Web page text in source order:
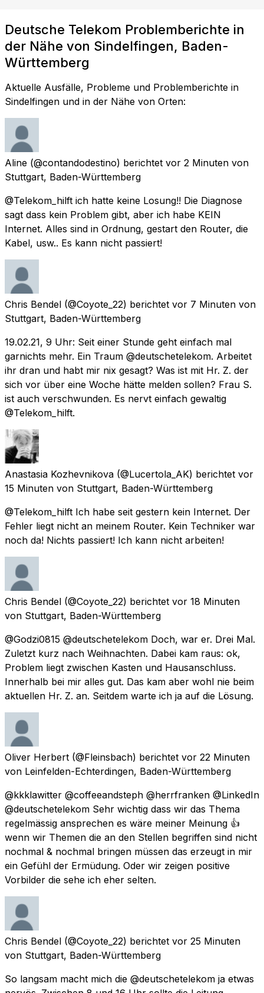
Deutsche Telekom Problemberichte in
der Nähe von Sindelfingen, Baden-
Württemberg
Aktuelle Ausfälle, Probleme und Problemberichte in
Sindelfingen und in der Nähe von Orten:
Aline (@contandodestino) berichtet vor 2 Minuten von
Stuttgart, Baden-Württemberg
@Telekom_hilft ich hatte keine Losung!! Die Diagnose
sagt dass kein Problem gibt, aber ich habe KEIN
Internet. Alles sind in Ordnung, gestart den Router, die
Kabel, usw.. Es kann nicht passiert!
Chris Bendel (@Coyote_22) berichtet vor 7 Minuten von
Stuttgart, Baden-Württemberg
19.02.21, 9 Uhr: Seit einer Stunde geht einfach mal
garnichts mehr. Ein Traum @deutschetelekom. Arbeitet
ihr dran und habt mir nix gesagt? Was ist mit Hr. Z. der
sich vor über eine Woche hätte melden sollen? Frau S.
ist auch verschwunden. Es nervt einfach gewaltig
@Telekom_hilft.
Anastasia Kozhevnikova (@Lucertola_AK) berichtet vor
15 Minuten von Stuttgart, Baden-Württemberg
@Telekom_hilft Ich habe seit gestern kein Internet. Der
Fehler liegt nicht an meinem Router. Kein Techniker war
noch da! Nichts passiert! Ich kann nicht arbeiten!
Chris Bendel (@Coyote_22) berichtet vor 18 Minuten
von Stuttgart, Baden-Württemberg
@Godzi0815 @deutschetelekom Doch, war er. Drei Mal.
Zuletzt kurz nach Weihnachten. Dabei kam raus: ok,
Problem liegt zwischen Kasten und Hausanschluss.
Innerhalb bei mir alles gut. Das kam aber wohl nie beim
aktuellen Hr. Z. an. Seitdem warte ich ja auf die Lösung.
Oliver Herbert (@Fleinsbach) berichtet vor 22 Minuten
von Leinfelden-Echterdingen, Baden-Württemberg
@kkklawitter @coffeeandsteph @herrfranken @LinkedIn
@deutschetelekom Sehr wichtig dass wir das Thema
regelmässig ansprechen es wäre meiner Meinung 👍
wenn wir Themen die an den Stellen begriffen sind nicht
nochmal & nochmal bringen müssen das erzeugt in mir
ein Gefühl der Ermüdung. Oder wir zeigen positive
Vorbilder die sehe ich eher selten.
Chris Bendel (@Coyote_22) berichtet vor 25 Minuten
von Stuttgart, Baden-Württemberg
So langsam macht mich die @deutschetelekom ja etwas